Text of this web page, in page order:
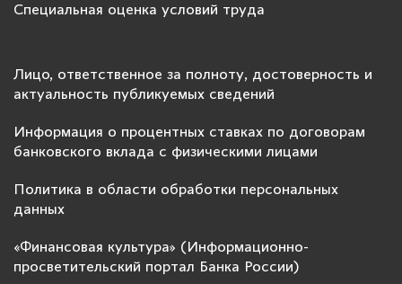
Специальная оценка условий труда
Лицо, ответственное за полноту, достоверность и
актуальность публикуемых сведений
Информация о процентных ставках по договорам
банковского вклада с физическими лицами
Политика в области обработки персональных
данных
«Финансовая культура» (Информационно-
просветительский портал Банка России)